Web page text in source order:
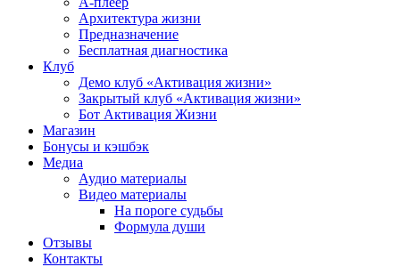
Архитектура жизни
Предназначение
Бесплатная диагностика
Клуб
Демо клуб «Активация жизни»
Закрытый клуб «Активация жизни»
Бот Активация Жизни
Магазин
Бонусы и кэшбэк
Медиа
Аудио материалы
Видео материалы
На пороге судьбы
Формула души
Отзывы
Контакты